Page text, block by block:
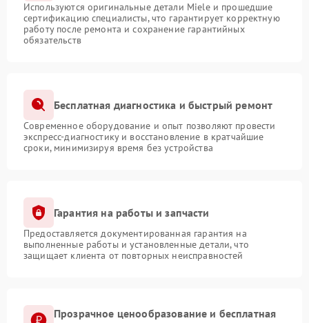
Используются оригинальные детали Miele и прошедшие
сертификацию специалисты, что гарантирует корректную
работу после ремонта и сохранение гарантийных
обязательств
Бесплатная диагностика и быстрый ремонт
Современное оборудование и опыт позволяют провести
экспресс-диагностику и восстановление в кратчайшие
сроки, минимизируя время без устройства
Гарантия на работы и запчасти
Предоставляется документированная гарантия на
выполненные работы и установленные детали, что
защищает клиента от повторных неисправностей
Прозрачное ценообразование и бесплатная